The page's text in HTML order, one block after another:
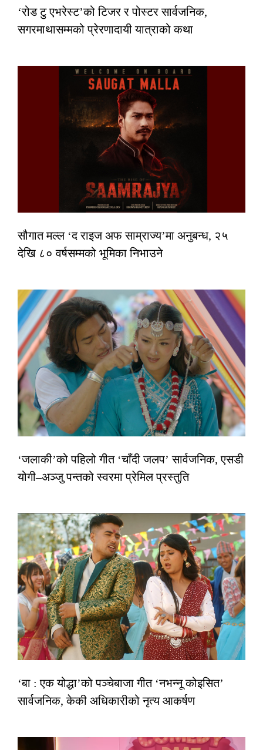
‘रोड टु एभरेस्ट’को टिजर र पोस्टर सार्वजनिक,
सगरमाथासम्मको प्रेरणादायी यात्राको कथा
सौगात मल्ल ‘द राइज अफ साम्राज्य’मा अनुबन्ध, २५
देखि ८० वर्षसम्मको भूमिका निभाउने
‘जलाकी’को पहिलो गीत ‘चाँदी जलप’ सार्वजनिक, एसडी
योगी–अञ्जु पन्तको स्वरमा प्रेमिल प्रस्तुति
‘बा : एक योद्धा’को पञ्चेबाजा गीत ‘नभन्नू कोइसित’
सार्वजनिक, केकी अधिकारीको नृत्य आकर्षण